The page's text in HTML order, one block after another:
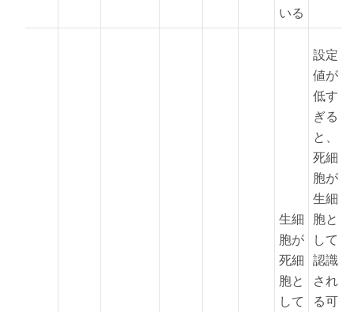
いる
生細
胞が
死細
胞と
して
設定
値が
低す
ぎる
と、
死細
胞が
生細
胞と
して
認識
され
る可